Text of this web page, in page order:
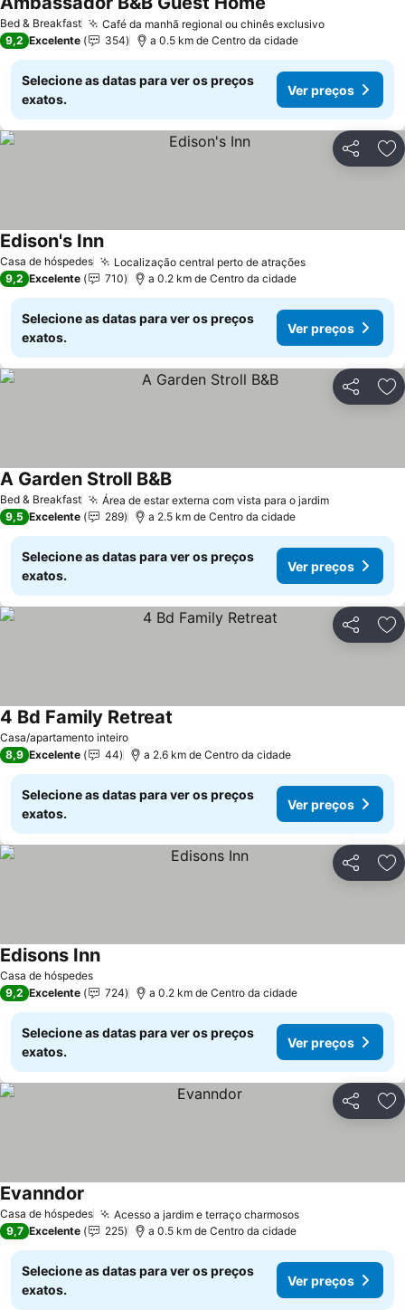
Bed & Breakfast Café da manhã regional ou chinês exclusivo
9,2 Excelente 354 a 0.5 km de Centro da cidade
Selecione as datas para ver os preços
exatos.
Ver preços
Partilhar
Casa de hóspedes Localização central perto de atrações
Edison's Inn
9,2 Excelente 710 a 0.2 km de Centro da cidade
Selecione as datas para ver os preços
exatos.
Ver preços
Partilhar
Bed & Breakfast Área de estar externa com vista para o jardim
A Garden Stroll B&B
9,5 Excelente 289 a 2.5 km de Centro da cidade
Selecione as datas para ver os preços
exatos.
Ver preços
Partilhar
Casa/apartamento inteiro
4 Bd Family Retreat
8,9 Excelente 44 a 2.6 km de Centro da cidade
Selecione as datas para ver os preços
exatos.
Ver preços
Partilhar
Casa de hóspedes
Edisons Inn
9,2 Excelente 724 a 0.2 km de Centro da cidade
Selecione as datas para ver os preços
exatos.
Ver preços
Partilhar
Casa de hóspedes Acesso a jardim e terraço charmosos
Evanndor
9,7 Excelente 225 a 0.5 km de Centro da cidade
Selecione as datas para ver os preços
exatos.
Ver preços